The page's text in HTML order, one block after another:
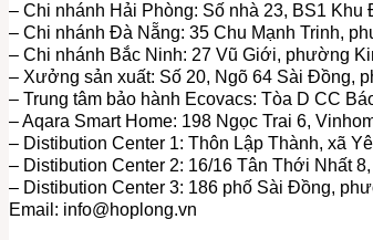
– Chi nhánh Hải Phòng: Số nhà 23, BS1
– Chi nhánh Đà Nẵng: 35 Chu Mạnh Trinh,
– Chi nhánh Bắc Ninh: 27 Vũ Giới, phường
– Xưởng sản xuất: Số 20, Ngõ 64 Sài Đồng,
– Trung tâm bảo hành Ecovacs: Tòa D CC
– Aqara Smart Home: 198 Ngọc Trai 6,
– Distibution Center 1: Thôn Lập Thành, xã
– Distibution Center 2: 16/16 Tân Thới Nhất
– Distibution Center 3: 186 phố Sài Đồng,
Email: info@hoplong.vn